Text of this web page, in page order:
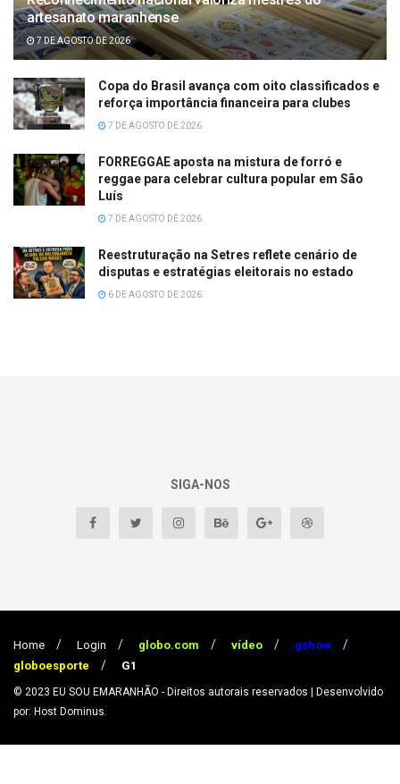
artesanato maranhense
7 DE AGOSTO DE 2026
Copa do Brasil avança com oito classificados e
reforça importância financeira para clubes
7 DE AGOSTO DE 2026
FORREGGAE aposta na mistura de forró e
reggae para celebrar cultura popular em São
Luís
7 DE AGOSTO DE 2026
Reestruturação na Setres reflete cenário de
disputas e estratégias eleitorais no estado
6 DE AGOSTO DE 2026
SIGA-NOS
Home Login globo.com vídeo
gshow
globoesporte
G1
© 2023 EU SOU EMARANHÃO - Direitos autorais reservados | Desenvolvido
por: Host Dominus.